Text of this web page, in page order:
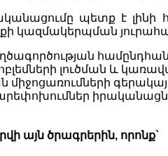
պետք է լինի
կազմակերպման
լուծման և
այն ծրագրերին, որոնք`